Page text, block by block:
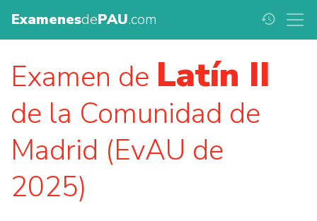
ExamenesdePAU.com history
Examen de Latín II
de la Comunidad de
Madrid (EvAU de
2025)